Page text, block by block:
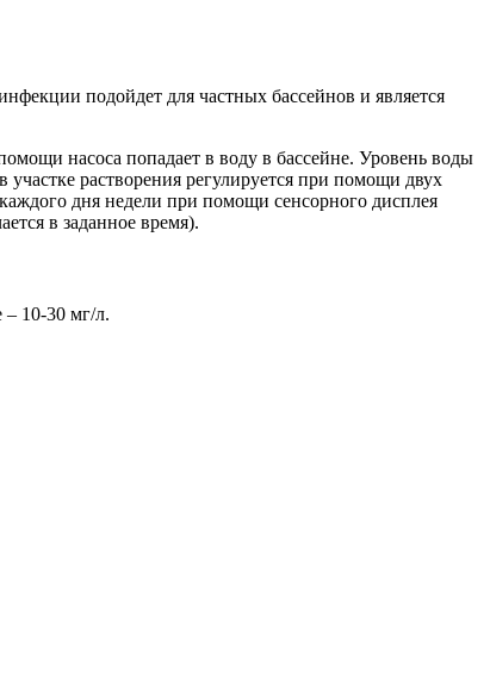
подойдет для частных бассейнов и является
насоса попадает в воду в бассейне. Уровень воды
растворения регулируется при помощи двух
дня недели при помощи сенсорного дисплея
в заданное время).
– 10-30 мг/л.